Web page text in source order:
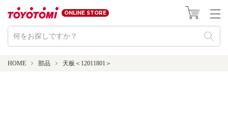
ONLINE STORE
HOME 部品 天板＜12011801＞